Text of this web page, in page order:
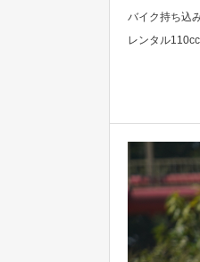
バイク持ち込
レンタル